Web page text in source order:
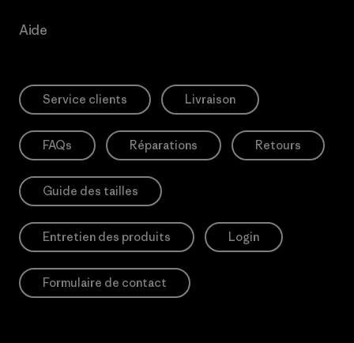
Aide
Service clients Livraison
FAQs Réparations Retours
Guide des tailles
Entretien des produits Login
Formulaire de contact